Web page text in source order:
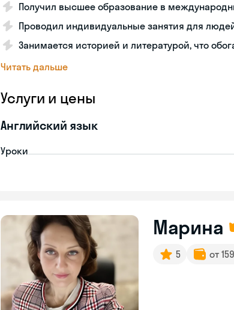
Получил высшее образование в
Проводил индивидуальные занятия для
Занимается историей и литературой, что
Читать дальше
Услуги и цены
Английский язык
Уроки
Марина
5 от